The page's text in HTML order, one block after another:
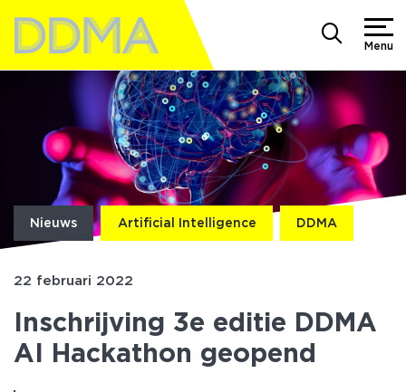
Menu
Nieuws Artificial Intelligence DDMA
22 februari 2022
Inschrijving 3e editie DDMA
AI Hackathon geopend